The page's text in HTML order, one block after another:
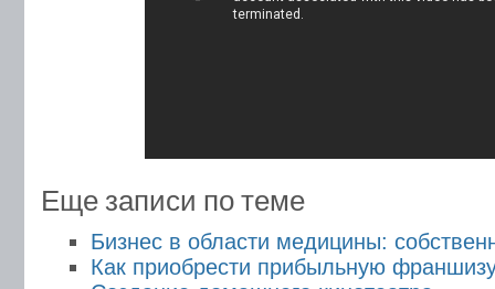
Еще записи по теме
Бизнес в области медицины:
Как приобрести прибыльную